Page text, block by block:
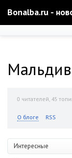
Bonalba.ru -
0 читателей, 45
О блоге RSS
Интересные